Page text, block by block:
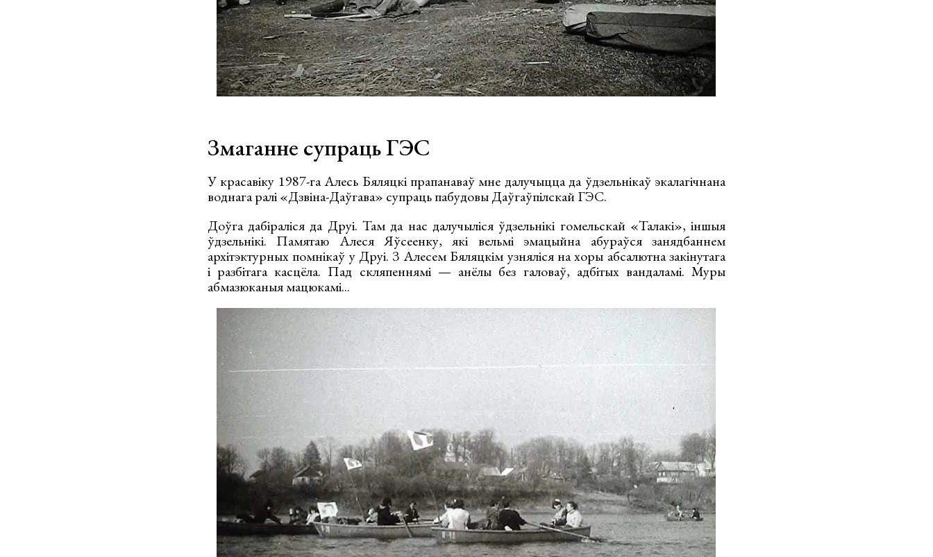
Змаганне супраць ГЭС
У красавіку 1987-га Алесь Бяляцкі прапанаваў мне далучыцца да ўдзельнікаў экалагічнана
воднага ралі «Дзвіна-Даўгава» супраць пабудовы Даўгаўпілскай ГЭС.
Доўга дабіраліся да Друі. Там да нас далучыліся ўдзельнікі гомельскай «Талакі», іншыя
ўдзельнікі. Памятаю Алеся Яўсеенку, які вельмі эмацыйна абураўся занядбаннем
архітэктурных помнікаў у Друі. З Алесем Бяляцкім узняліся на хоры абсалютна закінутага
і разбітага касцёла. Пад скляпеннямі — анёлы без галоваў, адбітых вандаламі. Муры
абмазюканыя мацюкамі...